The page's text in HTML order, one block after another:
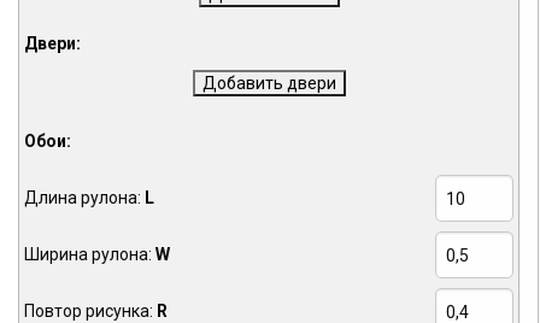
Двери:
Обои:
Длина рулона: L
Ширина рулона: W
Повтор рисунка: R